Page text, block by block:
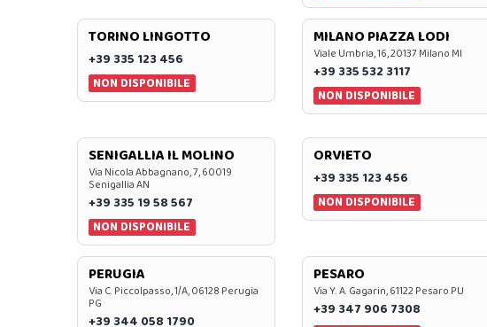
TORINO LINGOTTO
+39 335 123 456
NON DISPONIBILE
MILANO PIAZZA LODI
Viale Umbria, 16, 20137 Milano MI
+39 335 532 3117
NON DISPONIBILE
SENIGALLIA IL MOLINO
Via Nicola Abbagnano, 7, 60019
Senigallia AN
+39 335 19 58 567
NON DISPONIBILE
ORVIETO
+39 335 123 456
NON DISPONIBILE
PERUGIA
Via C. Piccolpasso, 1/A, 06128 Perugia
PG
+39 344 058 1790
PESARO
Via Y. A. Gagarin, 61122 Pesaro PU
+39 347 906 7308